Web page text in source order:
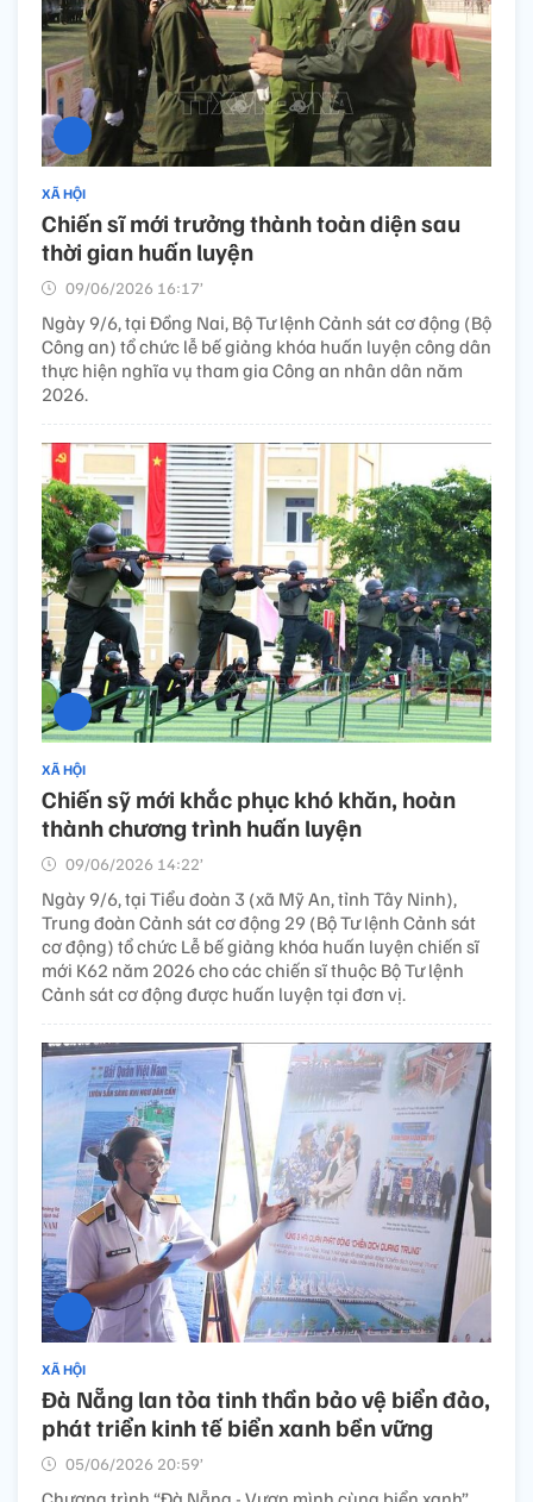
XÃ HỘI
Chiến sĩ mới trưởng thành toàn diện sau
thời gian huấn luyện​
09/06/2026 16:17’
Ngày 9/6, tại Đồng Nai, Bộ Tư lệnh Cảnh sát cơ động (Bộ
Công an) tổ chức lễ bế giảng khóa huấn luyện công dân
thực hiện nghĩa vụ tham gia Công an nhân dân năm
2026.
XÃ HỘI
Chiến sỹ mới khắc phục khó khăn, hoàn
thành chương trình huấn luyện
09/06/2026 14:22’
Ngày 9/6, tại Tiểu đoàn 3 (xã Mỹ An, tỉnh Tây Ninh),
Trung đoàn Cảnh sát cơ động 29 (Bộ Tư lệnh Cảnh sát
cơ động) tổ chức Lễ bế giảng khóa huấn luyện chiến sĩ
mới K62 năm 2026 cho các chiến sĩ thuộc Bộ Tư lệnh
Cảnh sát cơ động được huấn luyện tại đơn vị.
XÃ HỘI
Đà Nẵng lan tỏa tinh thần bảo vệ biển đảo,
phát triển kinh tế biển xanh bền vững
05/06/2026 20:59’